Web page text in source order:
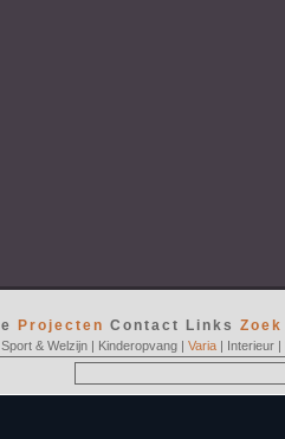
Projecten Contact Links Zoek
Sport & Welzijn | Kinderopvang | Varia | Interieur |